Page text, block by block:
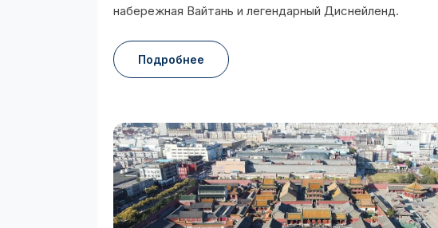
набережная Вайтань и легендарный Диснейленд.
Подробнее